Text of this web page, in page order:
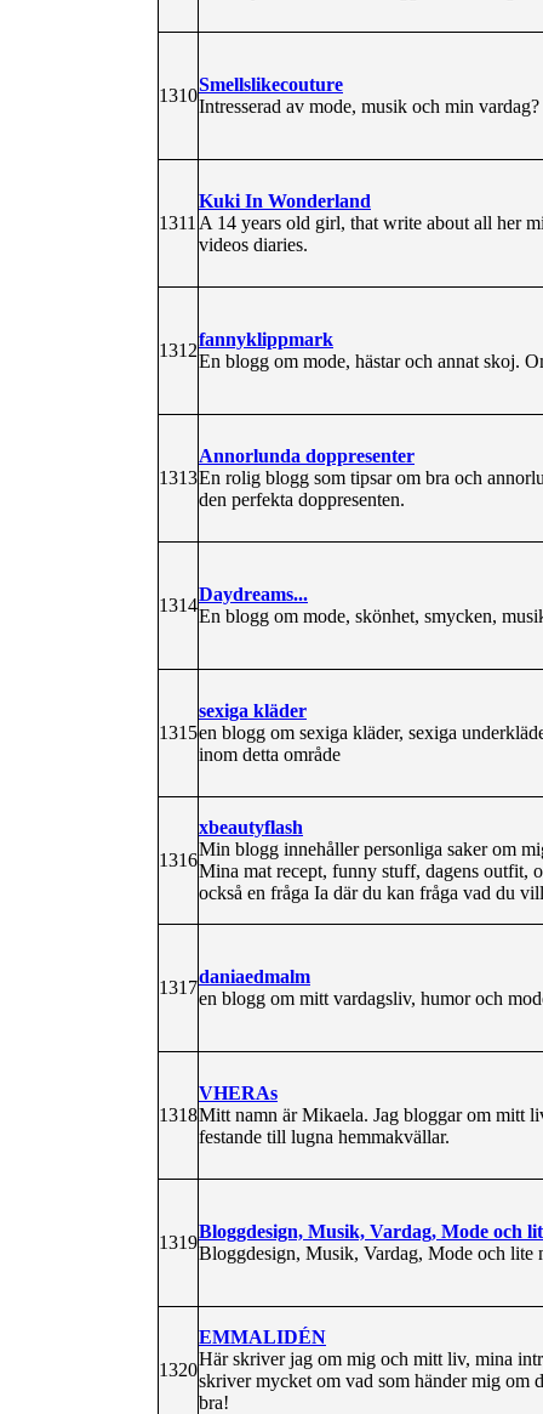
1310
Smellslikecouture
Intresserad av mode, musik och min
1311
Kuki In Wonderland
A 14 years old girl, that write about all her
videos diaries.
1312
fannyklippmark
En blogg om mode, hästar och annat skoj.
1313
Annorlunda doppresenter
En rolig blogg som tipsar om bra och
den perfekta doppresenten.
1314
Daydreams...
En blogg om mode, skönhet, smycken,
1315
sexiga kläder
en blogg om sexiga kläder, sexiga
inom detta område
1316
xbeautyflash
Min blogg innehåller personliga saker om
Mina mat recept, funny stuff, dagens outfit,
också en fråga Ia där du kan fråga vad du
1317
daniaedmalm
en blogg om mitt vardagsliv, humor och
1318
VHERAs
Mitt namn är Mikaela. Jag bloggar om mitt
festande till lugna hemmakvällar.
1319
Bloggdesign, Musik, Vardag, Mode och
Bloggdesign, Musik, Vardag, Mode och lite
1320
EMMALIDÉN
Här skriver jag om mig och mitt liv, mina
skriver mycket om vad som händer mig om
bra!